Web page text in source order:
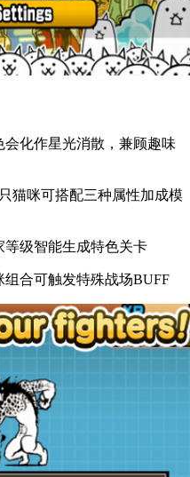
化作星光消散，兼顾趣味
猫咪可搭配三种属性加成模
级智能生成特色关卡
合可触发特殊战场BUFF